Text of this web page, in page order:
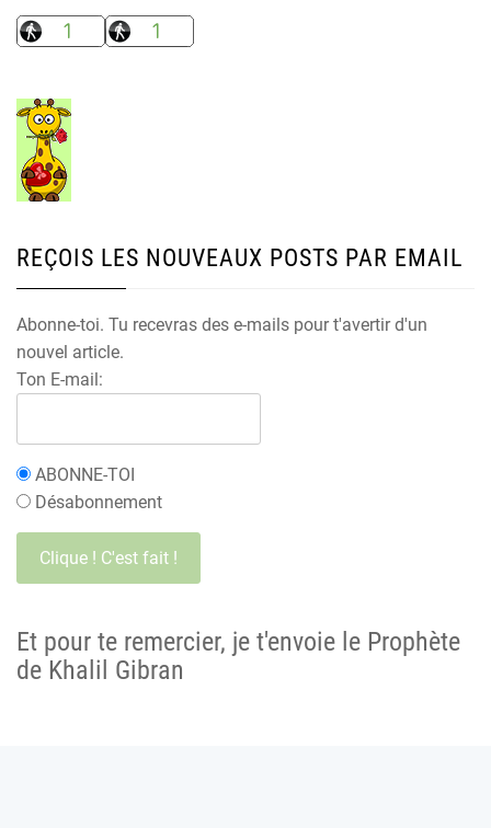
REÇOIS LES NOUVEAUX POSTS PAR EMAIL
Abonne-toi. Tu recevras des e-mails pour t'avertir d'un
nouvel article.
Ton E-mail:
ABONNE-TOI
Désabonnement
Et pour te remercier, je t'envoie le Prophète
de Khalil Gibran